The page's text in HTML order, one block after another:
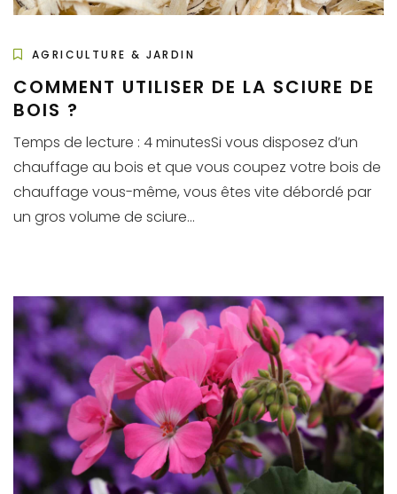
AGRICULTURE & JARDIN
COMMENT UTILISER DE LA SCIURE DE
BOIS ?
Temps de lecture : 4 minutesSi vous disposez d’un
chauffage au bois et que vous coupez votre bois de
chauffage vous-même, vous êtes vite débordé par
un gros volume de sciure...